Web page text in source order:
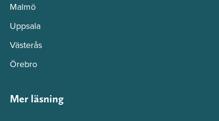
Malmö
Uppsala
Västerås
Örebro
Mer läsning